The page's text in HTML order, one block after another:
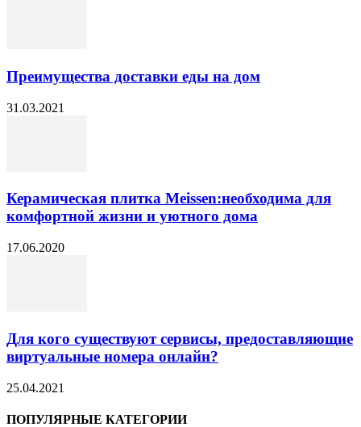
Преимущества доставки еды на дом
31.03.2021
Керамическая плитка Meissen:необходима для
комфортной жизни и уютного дома
17.06.2020
Для кого существуют сервисы, предоставляющие
виртуальные номера онлайн?
25.04.2021
ПОПУЛЯРНЫЕ КАТЕГОРИИ